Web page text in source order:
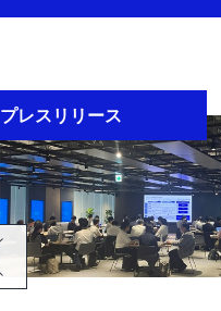
プレスリリース